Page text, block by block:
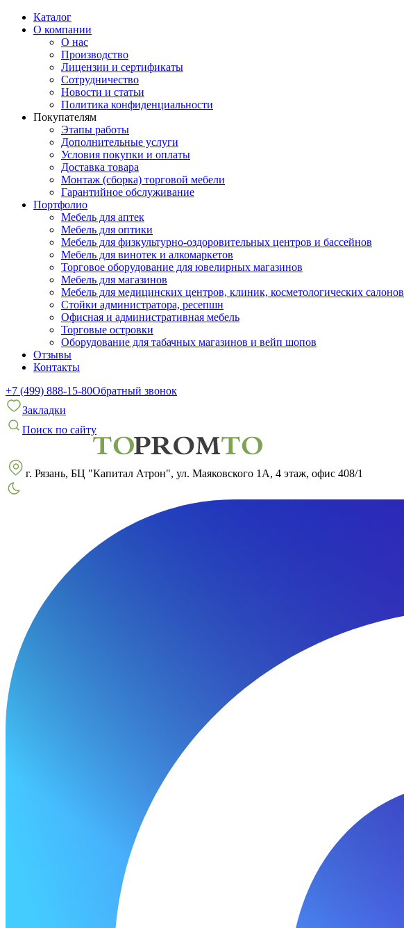
Каталог
О компании
О нас
Производство
Лицензии и сертификаты
Сотрудничество
Новости и статьи
Политика конфиденциальности
Покупателям
Этапы работы
Дополнительные услуги
Условия покупки и оплаты
Доставка товара
Монтаж (сборка) торговой мебели
Гарантийное обслуживание
Портфолио
Мебель для аптек
Мебель для оптики
Мебель для физкультурно-оздоровительных центров и бассейнов
Мебель для винотек и алкомаркетов
Торговое оборудование для ювелирных магазинов
Мебель для магазинов
Мебель для медицинских центров, клиник, косметологических салонов
Стойки администратора, ресепшн
Офисная и административная мебель
Торговые островки
Оборудование для табачных магазинов и вейп шопов
Отзывы
Контакты
+7 (499) 888-15-80Обратный звонок
Закладки
Поиск по сайту
г. Рязань, БЦ "Капитал Атрон", ул. Маяковского 1А, 4 этаж, офис 408/1